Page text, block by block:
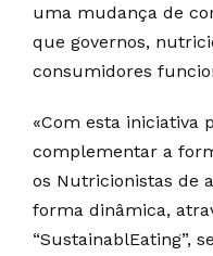
uma mudança de
que governos,
consumidores
«Com esta iniciativa
complementar a
os Nutricionistas de
forma dinâmica,
“SustainablEating”,